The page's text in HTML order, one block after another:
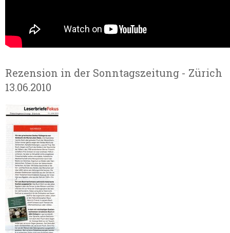
Rezension in der Sonntagszeitung - Zürich
13.06.2010